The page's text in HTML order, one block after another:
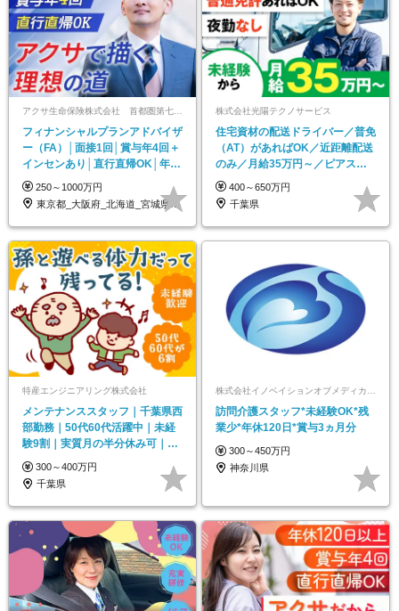
アクサ生命保険株式会社 首都圏第七FA支社(大阪/福岡/つくば/広島/札幌/仙台)
フィナンシャルプランアドバイザ
ー（FA）│面接1回│賞与年4回＋
インセンあり│直行直帰OK│年休
120日以上
250～1000万円
東京都_大阪府_北海道_宮城県_茨城県_…
株式会社光陽テクノサービス
住宅資材の配送ドライバー／普免
（AT）があればOK／近距離配送
のみ／月給35万円～／ピアス・
ヒゲ・髪型自由！
400～650万円
千葉県
特産エンジニアリング株式会社
メンテナンススタッフ｜千葉県西
部勤務｜50代60代活躍中｜未経
験9割｜実質月の半分休み可｜残
業月5h｜車通勤可
300～400万円
千葉県
株式会社イノベイションオブメディカルサービス
訪問介護スタッフ*未経験OK*残
業少*年休120日*賞与3ヵ月分
300～450万円
神奈川県